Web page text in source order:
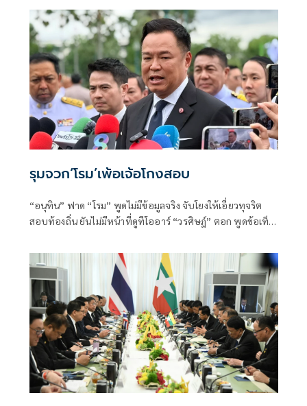
รุมจวก‘โรม’เพ้อเจ้อโกงสอบ
“อนุทิน” ฟาด “โรม” พูดไม่มีข้อมูลจริง จับโยงให้เอี่ยวทุจริต
สอบท้องถิ่น ยันไม่มีหน้าที่ดูทีโออาร์ “วรศิษฎ์” ตอก พูดข้อเท็จ